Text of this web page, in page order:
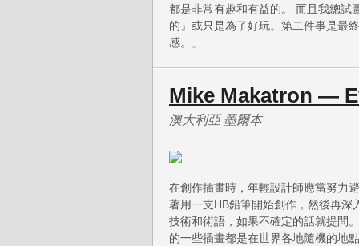
都是非常有趣和有益的。 而且我總試
的』或只是為了好玩。第二件事是最
感。」
Mike Makatron —
澳大利亞 墨爾本
在創作插畫時，年輕設計師應當努力
著用一支HB鉛筆開始創作，然後再
技術和術語，如果不確定的話就提問
的一些插畫都是在世界各地隨機的地